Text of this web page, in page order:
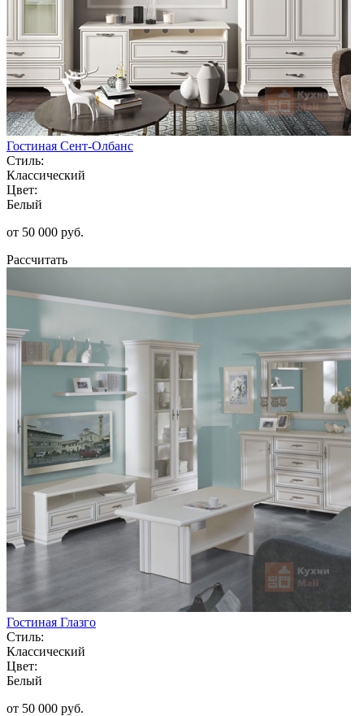
Гостиная Сент-Олбанс
Стиль:
Классический
Цвет:
Белый
от 50 000 руб.
Рассчитать
Гостиная Глазго
Стиль:
Классический
Цвет:
Белый
от 50 000 руб.